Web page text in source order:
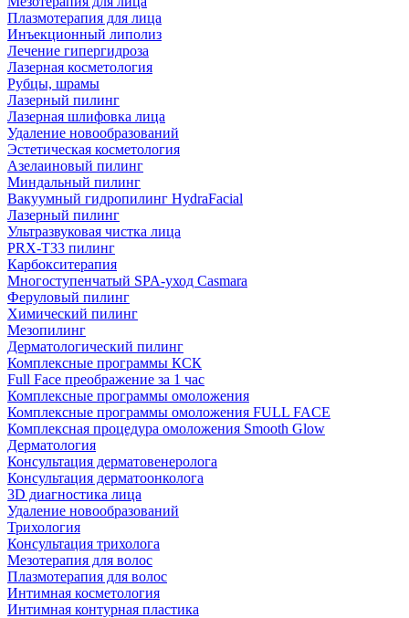
Плазмотерапия для лица
Инъекционный липолиз
Лечение гипергидроза
Лазерная косметология
Рубцы, шрамы
Лазерный пилинг
Лазерная шлифовка лица
Удаление новообразований
Эстетическая косметология
Азелаиновый пилинг
Миндальный пилинг
Вакуумный гидропилинг HydraFacial
Лазерный пилинг
Ультразвуковая чистка лица
PRX-T33 пилинг
Карбокситерапия
Многоступенчатый SPA-уход Сasmara
Феруловый пилинг
Химический пилинг
Мезопилинг
Дерматологический пилинг
Комплексные программы КСК
Full Face преображение за 1 час
Комплексные программы омоложения
Комплексные программы омоложения FULL FACE
Комплексная процедура омоложения Smooth Glow
Дерматология
Консультация дерматовенеролога
Консультация дерматоонколога
3D диагностика лица
Удаление новообразований
Трихология
Консультация трихолога
Мезотерапия для волос
Плазмотерапия для волос
Интимная косметология
Интимная контурная пластика